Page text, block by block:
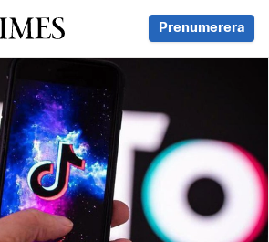
Times Prenumerera